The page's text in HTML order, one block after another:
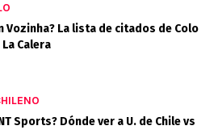
Vozinha? La lista de citados de Colo
Calera
Sports? Dónde ver a U. de Chile vs